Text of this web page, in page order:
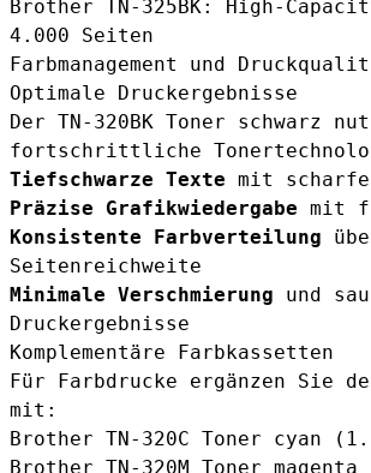
Brother TN-325BK: High-
4.000 Seiten
Farbmanagement und
Optimale Druckergebnisse
Der TN-320BK Toner schwarz
fortschrittliche
Tiefschwarze Texte mit
Präzise Grafikwiedergabe mit
Konsistente Farbverteilung
Seitenreichweite
Minimale Verschmierung und
Druckergebnisse
Komplementäre Farbkassetten
Für Farbdrucke ergänzen Sie
mit:
Brother TN-320C Toner cyan
Brother TN-320M Toner magenta